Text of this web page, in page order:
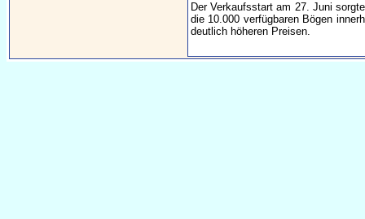
Der Verkaufsstart am 27. Juni
die 10.000 verfügbaren Bögen
deutlich höheren Preisen.